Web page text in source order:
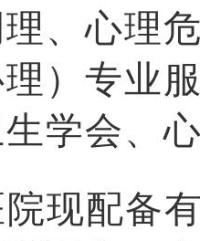
、心理
理）专业
学会、
院现配备